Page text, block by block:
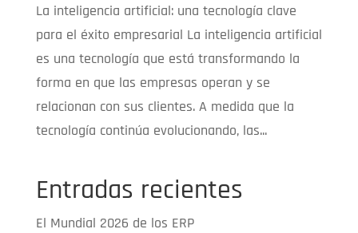
La inteligencia artificial: una tecnología clave
para el éxito empresarial La inteligencia artificial
es una tecnología que está transformando la
forma en que las empresas operan y se
relacionan con sus clientes. A medida que la
tecnología continúa evolucionando, las...
Entradas recientes
El Mundial 2026 de los ERP